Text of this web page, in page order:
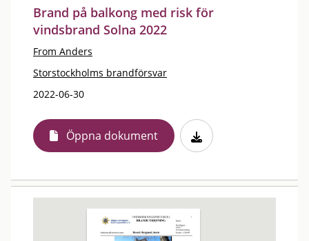
Brand på balkong med risk för
vindsbrand Solna 2022
From Anders
Storstockholms brandförsvar
2022-06-30
Öppna dokument